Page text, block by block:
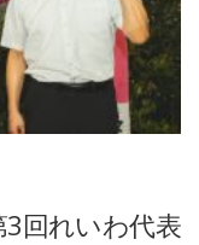
3回れいわ代表